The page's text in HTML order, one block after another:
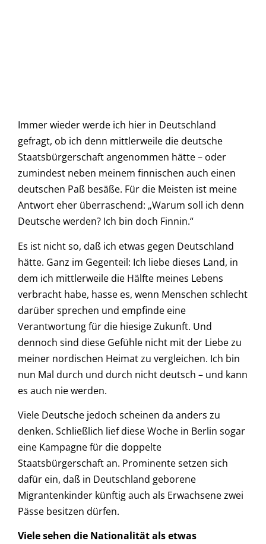
Immer wieder werde ich hier in Deutschland
gefragt, ob ich denn mittlerweile die deutsche
Staatsbürgerschaft angenommen hätte – oder
zumindest neben meinem finnischen auch einen
deutschen Paß besäße. Für die Meisten ist meine
Antwort eher überraschend: „Warum soll ich denn
Deutsche werden? Ich bin doch Finnin.“
Es ist nicht so, daß ich etwas gegen Deutschland
hätte. Ganz im Gegenteil: Ich liebe dieses Land, in
dem ich mittlerweile die Hälfte meines Lebens
verbracht habe, hasse es, wenn Menschen schlecht
darüber sprechen und empfinde eine
Verantwortung für die hiesige Zukunft. Und
dennoch sind diese Gefühle nicht mit der Liebe zu
meiner nordischen Heimat zu vergleichen. Ich bin
nun Mal durch und durch nicht deutsch – und kann
es auch nie werden.
Viele Deutsche jedoch scheinen da anders zu
denken. Schließlich lief diese Woche in Berlin sogar
eine Kampagne für die doppelte
Staatsbürgerschaft an. Prominente setzen sich
dafür ein, daß in Deutschland geborene
Migrantenkinder künftig auch als Erwachsene zwei
Pässe besitzen dürfen.
Viele sehen die Nationalität als etwas